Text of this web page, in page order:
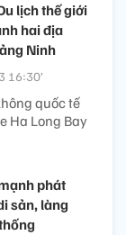
lịch thế giới
hai địa
Ninh
16:30’
quốc tế
Ha Long Bay
phát
sản, làng